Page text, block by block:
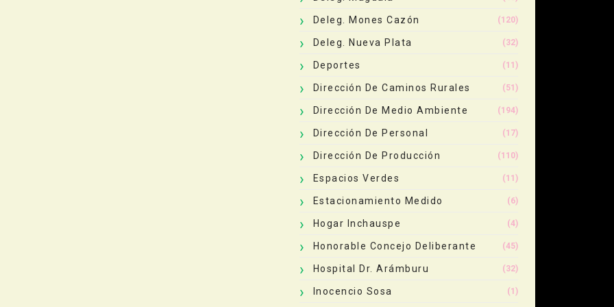
Deleg. Mones Cazón (120)
Deleg. Nueva Plata (32)
Deportes (11)
Dirección De Caminos Rurales (51)
Dirección De Medio Ambiente (194)
Dirección De Personal (17)
Dirección De Producción (110)
Espacios Verdes (11)
Estacionamiento Medido (6)
Hogar Inchauspe (4)
Honorable Concejo Deliberante (45)
Hospital Dr. Arámburu (32)
Inocencio Sosa (1)